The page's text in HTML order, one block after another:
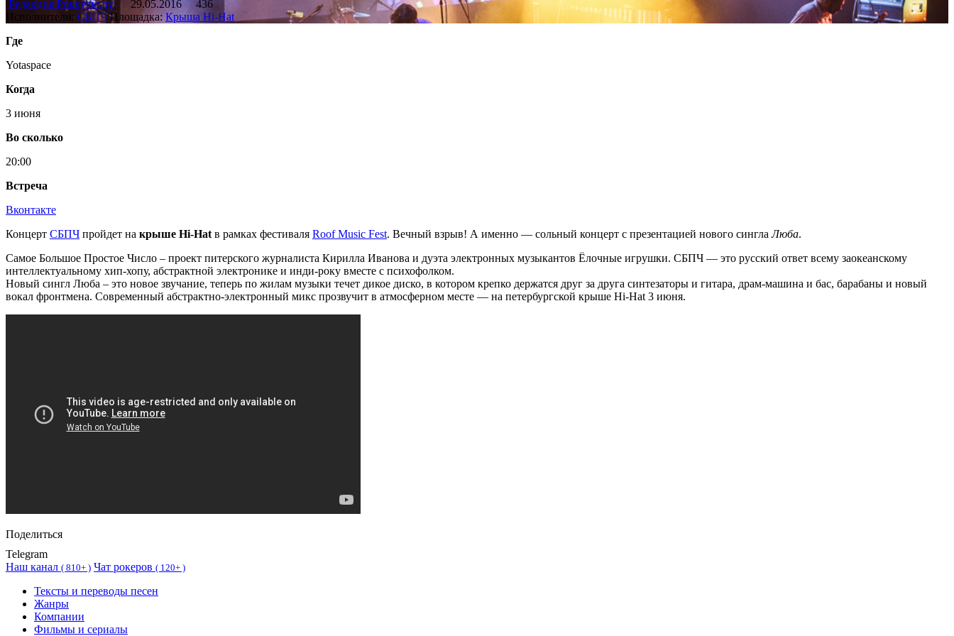
Редакция Роккульт.ру 29.05.2016
436
Исполнители: СБПЧПлощадка: Крыша Hi-Hat
Где
Yotaspace
Когда
3 июня
Во сколько
20:00
Встреча
Вконтакте
Концерт СБПЧ пройдет на крыше Hi-Hat в рамках фестиваля Roof Music Fest. Вечный взрыв! А именно — сольный концерт с презентацией нового синглаЛюба.
Самое Большое Простое Число – проект питерского журналиста Кирилла Иванова и дуэта электронных музыкантов Ёлочные игрушки. СБПЧ — это русский ответ всему заокеанскому
интеллектуальному хип-хопу, абстрактной электронике и инди-року вместе с психофолком.
Новый сингл Люба – это новое звучание, теперь по жилам музыки течет дикое диско, в котором крепко держатся друг за друга синтезаторы и гитара, драм-машина и бас, барабаны и новый
вокал фронтмена. Современный абстрактно-электронный микс прозвучит в атмосферном месте — на петербургской крыше Hi-Hat 3 июня.
Поделиться
Telegram
Наш канал ( 810+ ) Чат рокеров ( 120+ )
Тексты и переводы песен
Жанры
Компании
Фильмы и сериалы